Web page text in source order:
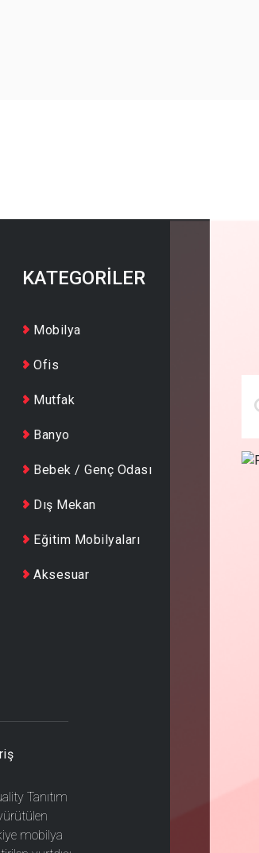
KATEGORİLER
Mobilya
Ofis
Mutfak
Banyo
Bebek / Genç Odası
Dış Mekan
Eğitim Mobilyaları
Aksesuar
Tanıtım
mobilya